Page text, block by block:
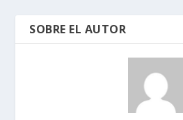
SOBRE EL AUTOR